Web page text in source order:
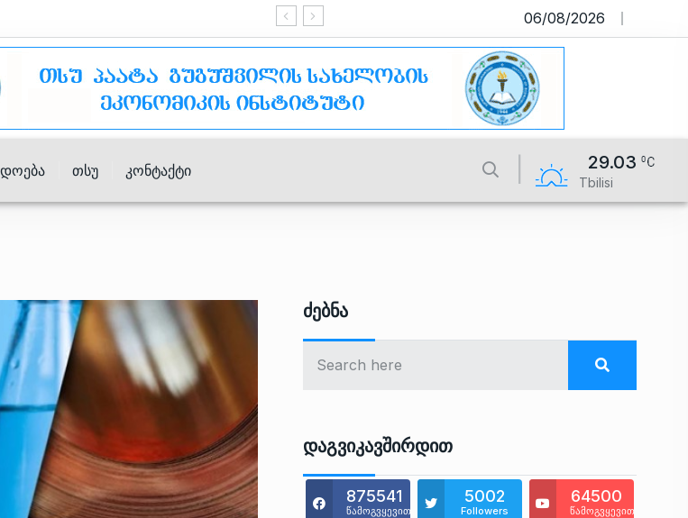
საიტი მუშაობს სატესტო რეჟიმში
06/08/2026
Თსუ Კონტაქტი 29.03
Tbilisi
Ძებნა
Დაგვიკავშირდით
875541
წამოგვყევით
5002
Followers
64500
წამოგვყევით